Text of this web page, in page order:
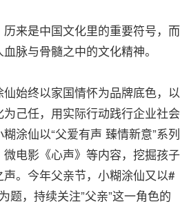
来是中国文化里的重要符号，而
脉与骨髓之中的文化精神。
始终以家国情怀为品牌底色，以
己任，用实际行动践行企业社会
涂仙以“父爱有声 臻情新意”系列
电影《心声》等内容，挖掘孩子
。今年父亲节，小糊涂仙又以#
题，持续关注”父亲”这一角色的